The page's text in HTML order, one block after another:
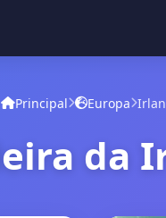
Principal Europa
da